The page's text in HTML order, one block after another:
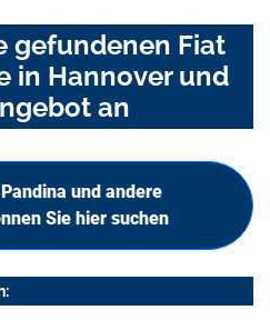
gefundenen Fiat
in Hannover und
an
und andere
Sie hier suchen